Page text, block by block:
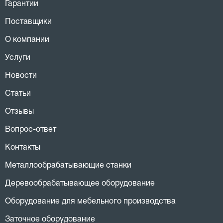
Гарантии
Поставщики
О компании
Услуги
Новости
Статьи
Отзывы
Вопрос-ответ
Контакты
Металлообрабатывающие станки
Деревообрабатывающее оборудование
Оборудование для мебельного производства
Заточное оборудование